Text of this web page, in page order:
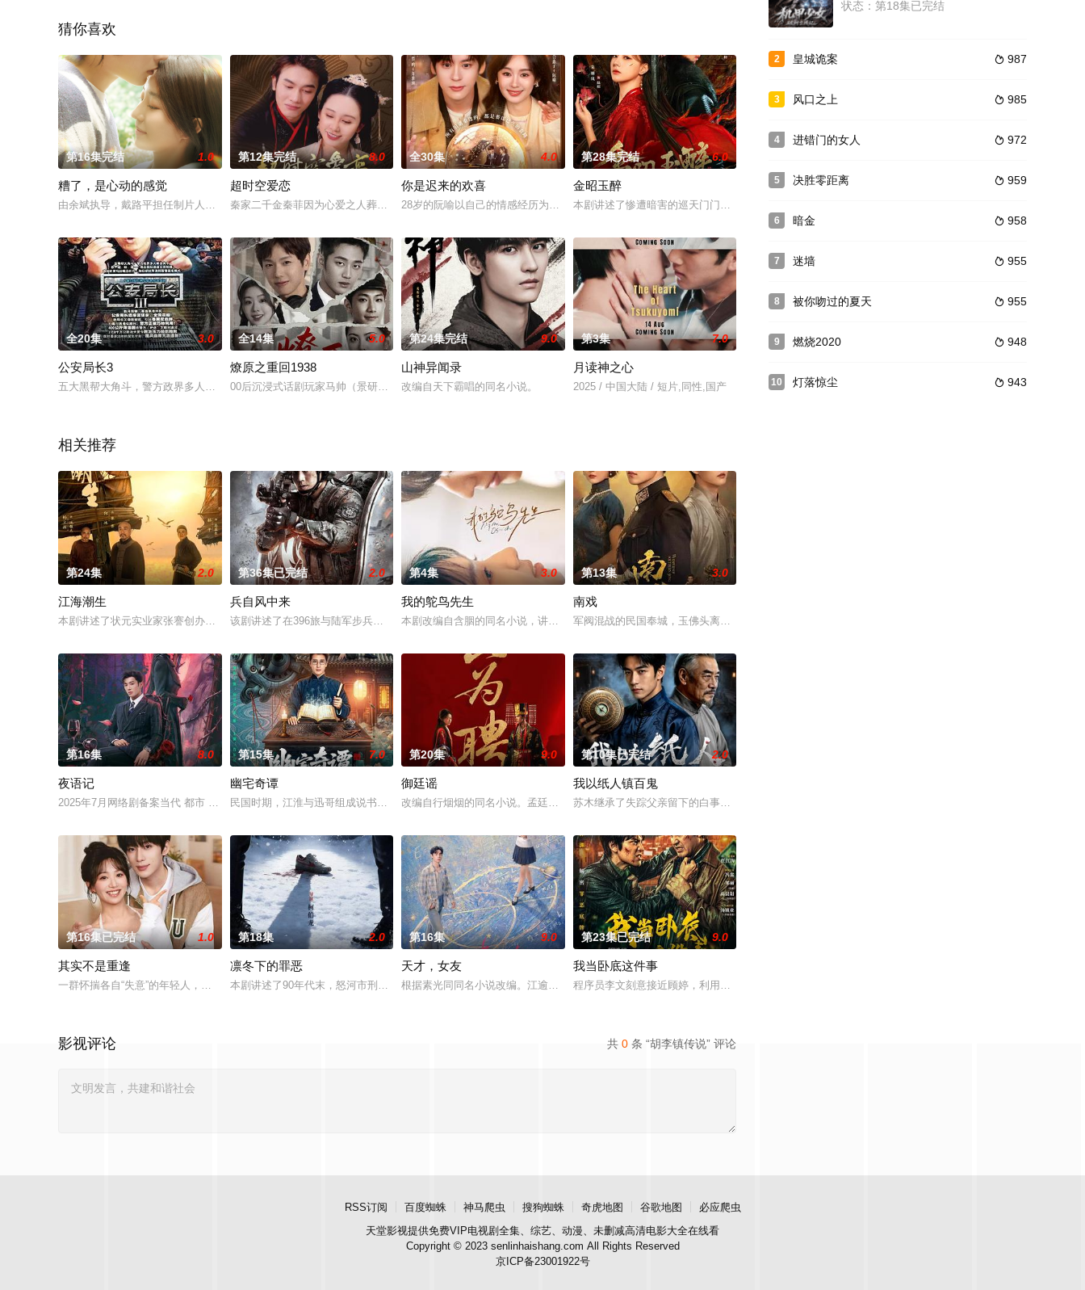
猜你喜欢
第16集完结 1.0
糟了，是心动的感觉
由余斌执导，戴路平担任制片人，刘荣监制，新生代演员王柯、金雨锋、李若天、马倩倩、董浩然、张芷箖、郁子阳、崔智皓等主.
第12集完结 8.0
超时空爱恋
秦家二千金秦菲因为心爱之人葬身火海，悲痛欲绝，黯然伤神衣带渐宽。父亲秦鼎天，长姐秦岚二人看在眼里急在心上，就在这多事
全30集 4.0
你是迟来的欢喜
28岁的阮喻以自己的情感经历为原型创作小说并发布在网上。但没想到，她的小说情节被网友指出有抄袭嫌疑。阮喻决定维权，几
第28集完结 6.0
金昭玉醉
本剧讲述了惨遭暗害的巡天门门主萧锦玉，意外重生于软弱眼盲的楚王妃陆昭之身，凭借自身智勇，携手名义
全20集 3.0
公安局长3
五大黑帮大角斗，警方政界多人牵涉其中。 秦 越 桂 港.....毒品国际通道实景拍摄 首部好莱坞3D感念制作，海归新
全14集 5.0
燎原之重回1938
00后沉浸式话剧玩家马帅（景研竣 饰）在体验《燎原》时意外穿越回1938年的抗日募捐大会现场，试图用游戏思维通关却深
第24集完结 9.0
山神异闻录
改编自天下霸唱的同名小说。
第3集 7.0
月读神之心
2025 / 中国大陆 / 短片,同性,国产
相关推荐
第24集 2.0
江海潮生
本剧讲述了状元实业家张謇创办大生企业，实业报国的故事。甲午战争后，国家蒙羞，张謇虽高中状元，却渴望寻求强国之路。他毅
第36集已完结 2.0
兵自风中来
该剧讲述了在396旅与陆军步兵学院联合举办的小型军事演习中，郭子剑因不满演习流于形式，假传指令要求真打实抗，虽引发哗
第4集 3.0
我的鸵鸟先生
本剧改编自含胭的同名小说，讲述了邻家女孩庞倩（苏晓彤 饰）与童年时因一场意外落下身体残缺的少年顾铭夕（何洛洛 饰）的
第13集 3.0
南戏
军阀混战的民国奉城，玉佛头离奇失窃，戏班主横尸戏台，将冷血少帅许又安与昆曲名伶荣筱楠推向不死不休
第16集 8.0
夜语记
2025年7月网络剧备案当代 都市 海南越酷文化传媒有限公司
第15集 7.0
幽宅奇谭
民国时期，江淮与迅哥组成说书班子，偶遇“白天人住屋，晚上鬼占房”的阴阳宅，江淮被掳走配“阴婚”。他与女探长穆英搭档，
第20集 9.0
御廷谣
改编自行烟烟的同名小说。孟廷辉，大平王朝有史以来个以女子进士科三元及第入翰林院的奇女子。十年前的她被他从死人堆里救出
第10集已完结 2.0
我以纸人镇百鬼
苏木继承了失踪父亲留下的白事馆，本想低调扎纸维生，却因一具流血的新娘纸人卷入了一场跨越十年的惊天
第16集已完结 1.0
其实不是重逢
一群怀揣各自“失意”的年轻人，在沿海小城南安相遇相知，他们决心各展所长创办旅行社。他们以当地的特色人文与美食为引，用
第18集 2.0
凛冬下的罪恶
本剧讲述了90年代末，怒河市刑侦支队在无普及监控、无DNA鉴定技术的支持下，通过摸排、勘查等传统刑侦手段，接连破获数
第16集 9.0
天才，女友
根据素光同同名小说改编。江逾白长大以后，林知夏忽然对他说：“江逾白，我喜欢你，哲学和生物学意义上的喜欢。”那个夜晚，
第23集已完结 9.0
我当卧底这件事
程序员李文刻意接近顾婷，利用顾炎女儿奴的属性，请求老炮儿顾炎带自己用程序员身份卧底电诈集团以求查
共 0 条 “胡李镇传说” 评论
影视评论
状态：第18集已完结
2  987
皇城诡案
3  985
风口之上
4  972
进错门的女人
5  959
决胜零距离
6  958
暗金
7  955
迷墙
8  955
被你吻过的夏天
9  948
燃烧2020
10  943
灯落惊尘
RSS订阅 百度蜘蛛 神马爬虫 搜狗蜘蛛 奇虎地图 谷歌地图
必应爬虫
天堂影视提供免费VIP电视剧全集、综艺、动漫、未删减高清电影大全在线看
Copyright © 2023 senlinhaishang.com All Rights Reserved
京ICP备23001922号